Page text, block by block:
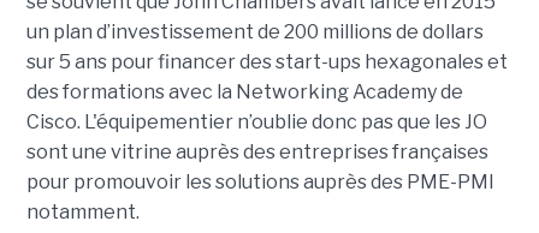
un plan d’investissement de 200 millions de dollars
sur 5 ans pour financer des start-ups hexagonales et
des formations avec la Networking Academy de
Cisco. L'équipementier n’oublie donc pas que les JO
sont une vitrine auprès des entreprises françaises
pour promouvoir les solutions auprès des PME-PMI
notamment.